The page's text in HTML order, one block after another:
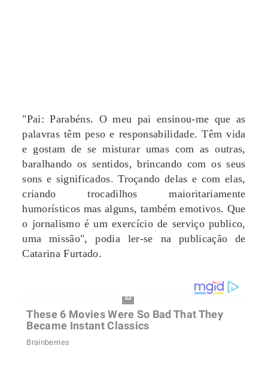
"Pai: Parabéns. O meu pai ensinou-me que as
palavras têm peso e responsabilidade. Têm vida
e gostam de se misturar umas com as outras,
baralhando os sentidos, brincando com os seus
sons e significados. Troçando delas e com elas,
criando trocadilhos maioritariamente
humorísticos mas alguns, também emotivos. Que
o jornalismo é um exercício de serviço publico,
uma missão", podia ler-se na publicação de
Catarina Furtado.